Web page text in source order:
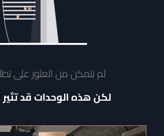
لم نتمكن من العثور على
لكن هذه الوحدات قد